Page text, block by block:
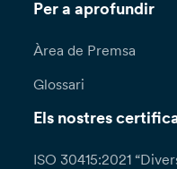
Per a aprofundir
Àrea de Premsa
Glossari
Els nostres
ISO 30415:2021